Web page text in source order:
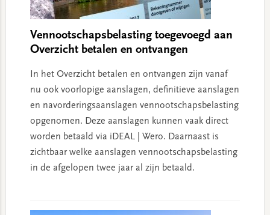
Vennootschapsbelasting toegevoegd aan
Overzicht betalen en ontvangen
In het Overzicht betalen en ontvangen zijn vanaf
nu ook voorlopige aanslagen, definitieve aanslagen
en navorderingsaanslagen vennootschapsbelasting
opgenomen. Deze aanslagen kunnen vaak direct
worden betaald via iDEAL | Wero. Daarnaast is
zichtbaar welke aanslagen vennootschapsbelasting
in de afgelopen twee jaar al zijn betaald.